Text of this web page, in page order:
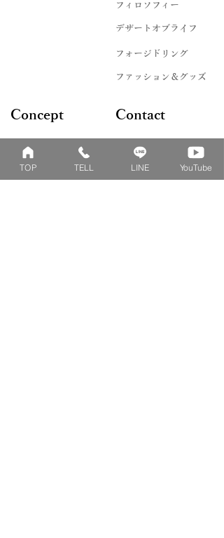
フィロソフィー
デザートオブライフ
フォージドリング
ファッション＆グッズ
Concept Contact
​ベビーリングとは 来店予約
刻印について よくあるご質問
TOP TELL LINE YouTube